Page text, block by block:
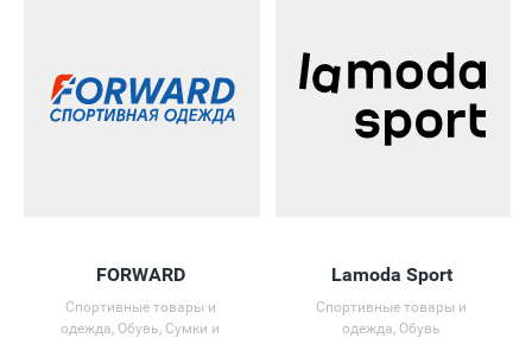
FORWARD
Спортивные товары и
одежда, Обувь, Сумки и
Lamoda Sport
Спортивные товары и
одежда, Обувь